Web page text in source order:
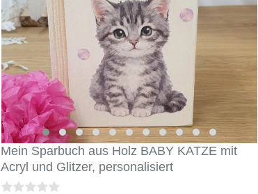
Mein Sparbuch aus Holz BABY KATZE mit
Acryl und Glitzer, personalisiert